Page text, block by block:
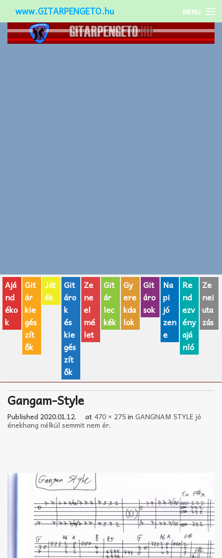
www.GITARPENGETO.hu MENU
Népszerű-
AJÁNDÉK ÖTLETEK
Vicces
GITÁR MÁRKÁK
TOP100 nóta
Zeneiskolák
Zeneszerzés alapjai
Improvizáció
Ajá
nd
éko
k
Git
ár
kie
gés
zít
ők
Ját
ék
Git
áro
k
és
kie
gés
zít
ők
Ze
ne
el
mé
let
Git
ár
lec
kék
Gy
ere
kda
lok
Git
áro
sok
Na
pi
jó
zen
e
Re
nd
ezv
ény
ajá
nló
Ze
nei
uta
zás
Gangam-Style
Published 2020.01.12. at 470 × 275in GANGNAM STYLE jó
énekhang nélkül semmit nem ér.